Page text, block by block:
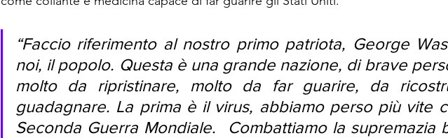
“Faccio riferimento al nostro primo patriota, George
noi, il popolo. Questa è una grande nazione, di brave
molto da ripristinare, molto da far guarire, da
guadagnare. La prima è il virus, abbiamo perso più vite
Seconda Guerra Mondiale.  Combattiamo la supremazia